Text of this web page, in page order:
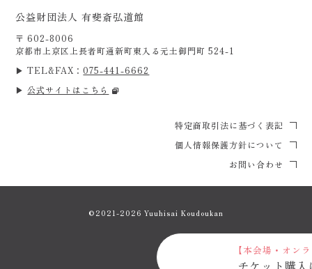
【本会場・オン
チケット購
公益財団法人 有斐斎弘道館
〒 602-8006
京都市上京区上長者町通新町東入る元土御門町 524-1
▶ TEL&FAX：075-441-6662
▶公式サイトはこちら
特定商取引法に基づく表記
個人情報保護方針について
お問い合わせ
©2021-2026 Yuuhisai Koudoukan